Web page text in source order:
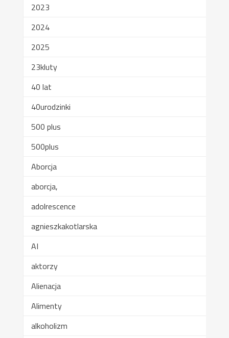
2023
2024
2025
23kluty
40 lat
40urodzinki
500 plus
500plus
Aborcja
aborcja,
adolrescence
agnieszkakotlarska
AI
aktorzy
Alienacja
Alimenty
alkoholizm